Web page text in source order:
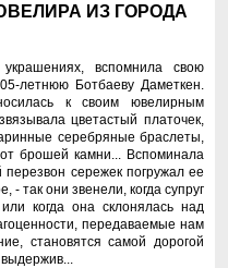
ИЗ ГОРОДА
вспомнила свою
летнюю Ботбаеву Даметкен.
к своим ювелирным
цветастый платочек,
серебряные браслеты,
брошей камни... Вспоминала
сережек погружал ее
так они звенели, когда супруг
когда она склонялась над
передаваемые нам
становятся самой дорогой